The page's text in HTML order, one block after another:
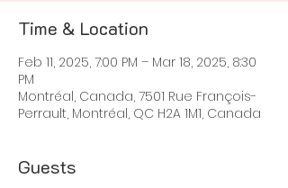
Time & Location
Feb 11, 2025, 7:00 PM – Mar 18, 2025, 8:30
PM
Montréal, Canada, 7501 Rue François-
Perrault, Montréal, QC H2A 1M1, Canada
Guests